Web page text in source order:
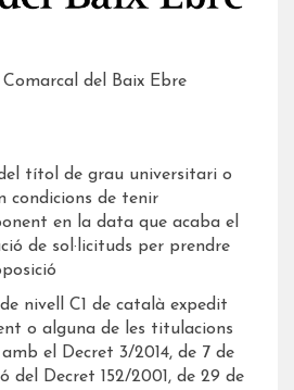
Comarcal del Baix Ebre
títol de grau universitari o
condicions de tenir
en la data que acaba el
de sol·licituds per prendre
nivell C1 de català expedit
o alguna de les titulacions
el Decret 3/2014, de 7 de
del Decret 152/2001, de 29 de